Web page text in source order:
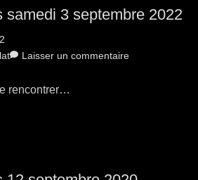
samedi 3 septembre 2022
Laisser un commentaire
rencontrer…